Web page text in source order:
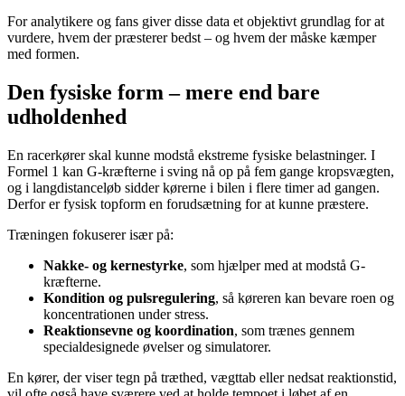
For analytikere og fans giver disse data et objektivt grundlag for at
vurdere, hvem der præsterer bedst – og hvem der måske kæmper
med formen.
Den fysiske form – mere end bare
udholdenhed
En racerkører skal kunne modstå ekstreme fysiske belastninger. I
Formel 1 kan G-kræfterne i sving nå op på fem gange kropsvægten,
og i langdistanceløb sidder kørerne i bilen i flere timer ad gangen.
Derfor er fysisk topform en forudsætning for at kunne præstere.
Træningen fokuserer især på:
Nakke- og kernestyrke, som hjælper med at modstå G-
kræfterne.
Kondition og pulsregulering, så køreren kan bevare roen og
koncentrationen under stress.
Reaktionsevne og koordination, som trænes gennem
specialdesignede øvelser og simulatorer.
En kører, der viser tegn på træthed, vægttab eller nedsat reaktionstid,